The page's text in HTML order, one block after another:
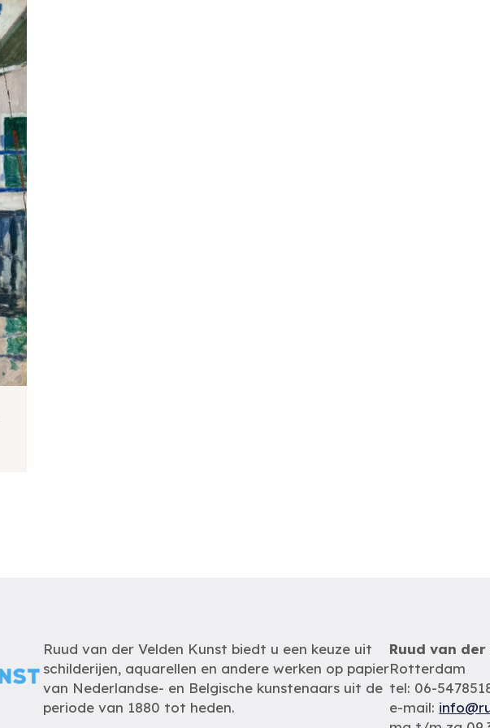
Ruud van der Velden Kunst biedt u een keuze uit
schilderijen, aquarellen en andere werken op papier
van Nederlandse- en Belgische kunstenaars uit de
periode van 1880 tot heden.
Ruud van
Rotterdam
tel: 06-
e-mail: